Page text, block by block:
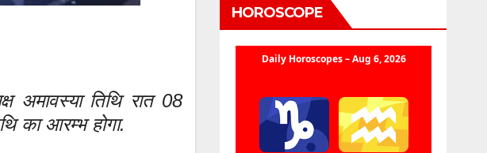
तिथि रात 08
का आरम्भ होगा.
HOROSCOPE